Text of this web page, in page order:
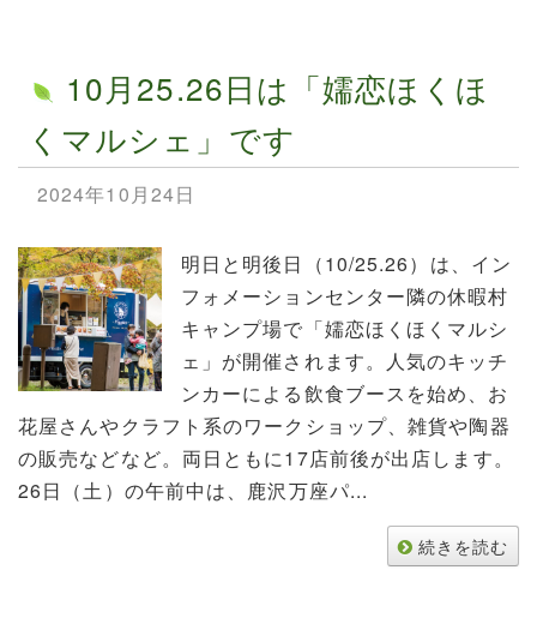
10月25.26日は「嬬恋ほくほ
くマルシェ」です
2024年10月24日
明日と明後日（10/25.26）は、イン
フォメーションセンター隣の休暇村
キャンプ場で「嬬恋ほくほくマルシ
ェ」が開催されます。人気のキッチ
ンカーによる飲食ブースを始め、お
花屋さんやクラフト系のワークショップ、雑貨や陶器
の販売などなど。両日ともに17店前後が出店します。
26日（土）の午前中は、鹿沢万座パ...
続きを読む